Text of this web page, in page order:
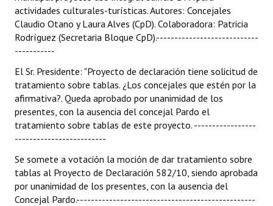
actividades culturales-turísticas. Autores: Concejales
Claudio Otano y Laura Alves (CpD). Colaboradora: Patricia
Rodríguez (Secretaria Bloque CpD).----------------------------
-----------
El Sr. Presidente: "Proyecto de declaración tiene solicitud de
tratamiento sobre tablas. ¿Los concejales que estén por la
afirmativa?. Queda aprobado por unanimidad de los
presentes, con la ausencia del concejal Pardo el
tratamiento sobre tablas de este proyecto. -----------------
-------------------------
Se somete a votación la moción de dar tratamiento sobre
tablas al Proyecto de Declaración 582/10, siendo aprobada
por unanimidad de los presentes, con la ausencia del
Concejal Pardo.-------------------------------------------------